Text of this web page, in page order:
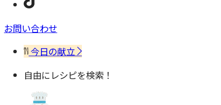
お問い合わせ
今日の献立
自由にレシピを検索！